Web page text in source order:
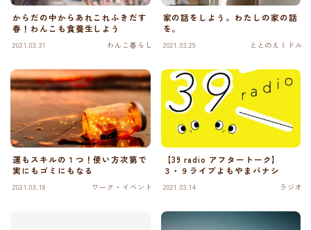
からだの中からあれこれふきだす
春！わんこも食養生しよう
2021.03.31 わんこ暮らし
家の話をしよう。わたしの家の話
を。
2021.03.29 ととのえミドル
運もスキルの１つ！使い方次第で
実にもゴミにもなる
2021.03.18 ワーク・イベント
【39 radio アフタートーク】
３・９ライブよもやまバナシ
2021.03.14 ラジオ